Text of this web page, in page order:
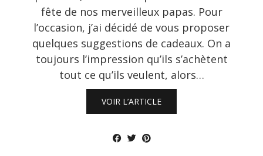
fête de nos merveilleux papas. Pour
l’occasion, j’ai décidé de vous proposer
quelques suggestions de cadeaux. On a
toujours l’impression qu’ils s’achètent
tout ce qu’ils veulent, alors…
VOIR L’ARTICLE